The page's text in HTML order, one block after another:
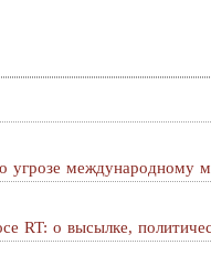
угрозе международному
RT: о высылке,